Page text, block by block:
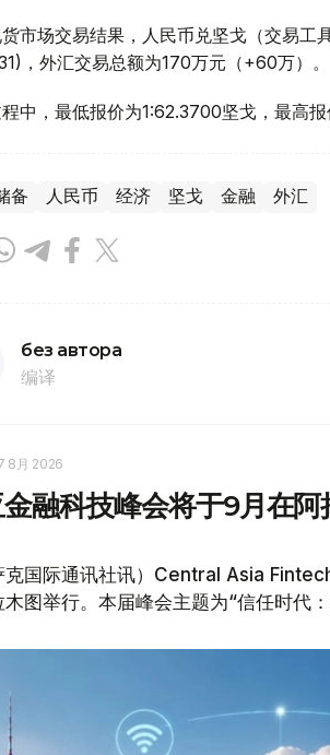
市场交易结果，人民币兑坚戈（交易
，外汇交易总额为170万元（+60万）。
中，最低报价为1:62.3700坚戈，最高报
备 人民币 经济 坚戈 金融 外汇
без автора
编译
8月 2026
融科技峰会将于9月在阿
克国际通讯社讯）Central Asia
图举行。本届峰会主题为“信任时代